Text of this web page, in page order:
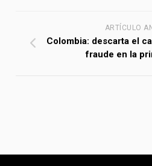
ARTÍCULO
Colombia: descarta el
fraude en la